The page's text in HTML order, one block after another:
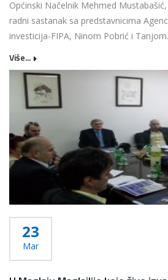
Općinski Načelnik Mehmed
radni sastanak sa predstavnicima
investicija-FIPA, Ninom Pobrić i
Više...
23
Mar